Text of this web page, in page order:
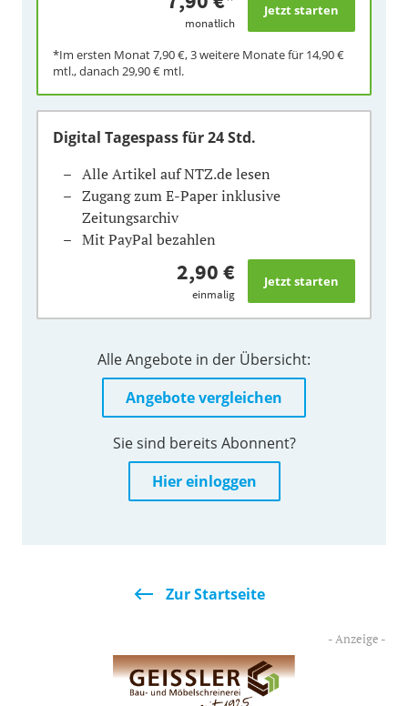
monatlich
*Im ersten Monat7,90 €, 3 weitere Monate für 14,90 €
mtl., danach 29,90 € mtl.
Digital Tagespassfür 24 Std.
Alle Artikel auf NTZ.de lesen
Zugang zum E-Paper inklusive
Zeitungsarchiv
Mit PayPal bezahlen
2,90 €
einmalig
Alle Angebote in der Übersicht:
Angebote vergleichen
Sie sind bereits Abonnent?
Hier einloggen
Zur Startseite